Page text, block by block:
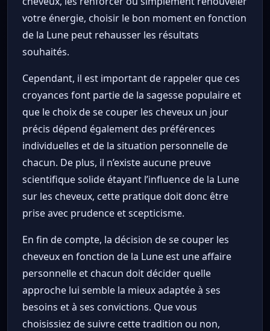
votre énergie, choisir le bon moment en fonction
de la Lune peut rehausser les résultats
souhaités.
Cependant, il est important de rappeler que ces
croyances font partie de la sagesse populaire et
que le choix de se couper les cheveux un jour
précis dépend également des préférences
individuelles et de la situation personnelle de
chacun. De plus, il n’existe aucune preuve
scientifique solide étayant l’influence de la Lune
sur les cheveux, cette pratique doit donc être
prise avec prudence et scepticisme.
En fin de compte, la décision de se couper les
cheveux en fonction de la Lune est une affaire
personnelle et chacun doit décider quelle
approche lui semble la mieux adaptée à ses
besoins et à ses convictions. Que vous
choisissiez de suivre cette tradition ou non,